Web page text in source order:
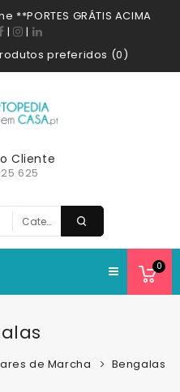
GRÁTIS ACIMA
|
|
preferidos (0)
0
Cliente
625
de Marcha Bengalas